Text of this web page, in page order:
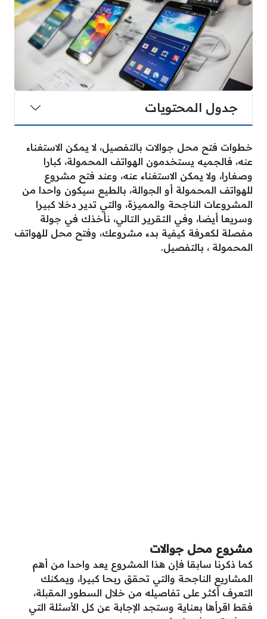
جدول المحتويات
خطوات فتح محل جوالات بالتفصيل، لا يمكن الاستغناء
عنه، فالجميه يستخدمون الهواتف المحمولة، كبارا
وصغارا، ولا يمكن الاستغناء عنه، وعند فتح مشروع
للهواتف المحمولة أو الجوالة، بالطيع سيكون واحدا من
المشروعات الناجحة والمميزة، والتي تدير دخلا كبيرا
وسريعا أيضا، وفي التقرير التالي، نأخذك في جولة
مفصلة لكعرفة كيفية بدء مشروعك، وفتح محل للهواتف
المحمولة ، بالتفصيل.
مشروع محل جوالات
كما ذكرنا سابقا فإن هذا المشروع يعد واحدا من أهم
المشاريع الناجحة والتي تحقق ربحا كبيرا، ويمكنك
التعرف أكثر على تفاصيله من خلال السطور المقبلة،
فقط اقرأها بعناية وستجد الإجابة عن كل الأسئلة التي